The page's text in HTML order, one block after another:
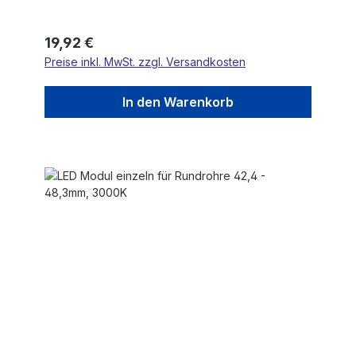
Regulärer Preis:
19,92 €
Preise inkl. MwSt. zzgl. Versandkosten
In den Warenkorb